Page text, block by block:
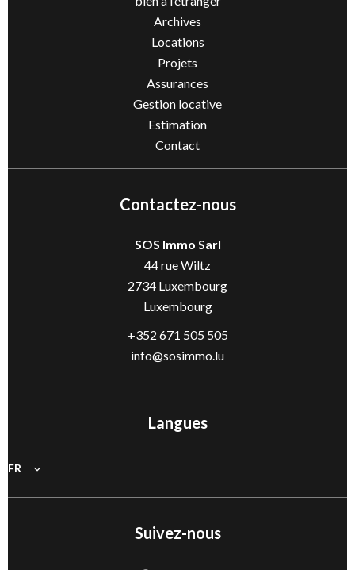
Archives
Locations
Projets
Assurances
Gestion locative
Estimation
Contact
Contactez-nous
SOS Immo Sarl
44 rue Wiltz
2734 Luxembourg
Luxembourg
+352 671 505 505
info@sosimmo.lu
Langues
FR
Suivez-nous